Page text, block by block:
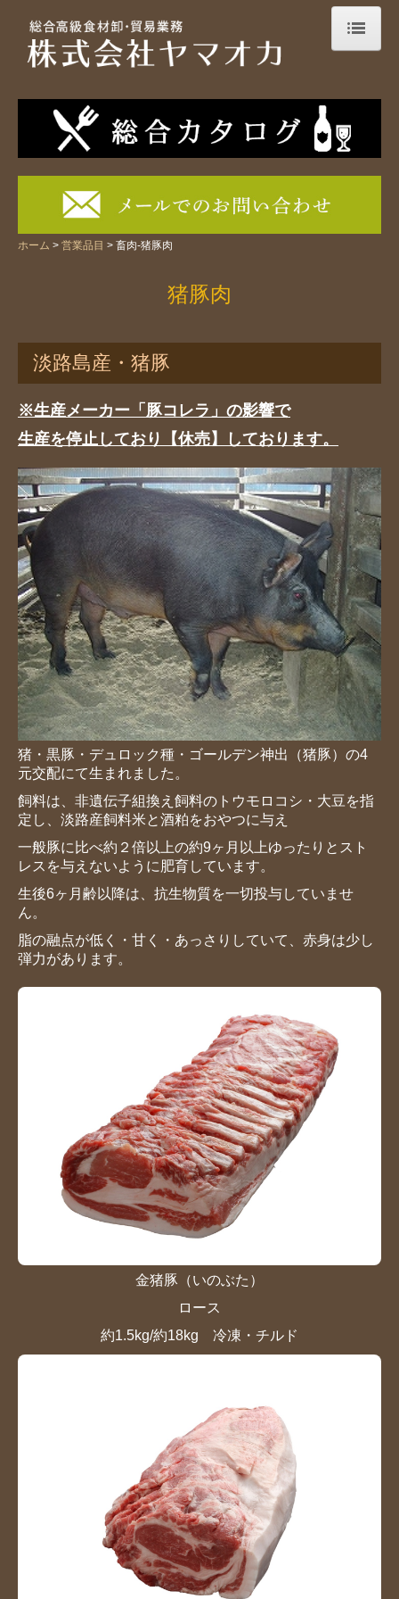
ホーム
会社案内
事業案内
今月のFocus
ホーム 営業品目 畜肉-猪豚肉
猪豚肉
淡路島産・猪豚
※生産メーカー「豚コレラ」の影響で
生産を停止しており【休売】しております。
猪・黒豚・デュロック種・ゴールデン神出（猪豚）の4
元交配にて生まれました。
飼料は、非遺伝子組換え飼料のトウモロコシ・大豆を指
定し、淡路産飼料米と酒粕をおやつに与え
一般豚に比べ約２倍以上の約9ヶ月以上ゆったりとスト
レスを与えないように肥育しています。
生後6ヶ月齢以降は、抗生物質を一切投与していませ
ん。
脂の融点が低く・甘く・あっさりしていて、赤身は少し
弾力があります。
金猪豚（いのぶた）
ロース
約1.5kg/約18kg 冷凍・チルド